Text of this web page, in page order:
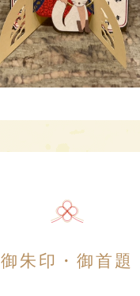
御朱印・御首題